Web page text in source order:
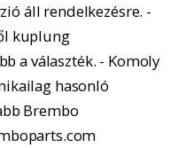
áll rendelkezésre. -
kuplung
a választék. - Komoly
hasonló
Brembo